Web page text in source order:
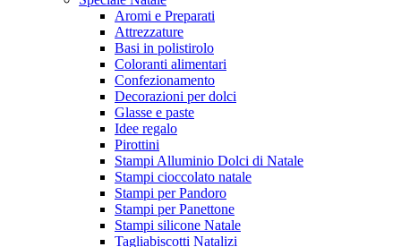
Aromi e Preparati
Attrezzature
Basi in polistirolo
Coloranti alimentari
Confezionamento
Decorazioni per dolci
Glasse e paste
Idee regalo
Pirottini
Stampi Alluminio Dolci di Natale
Stampi cioccolato natale
Stampi per Pandoro
Stampi per Panettone
Stampi silicone Natale
Tagliabiscotti Natalizi